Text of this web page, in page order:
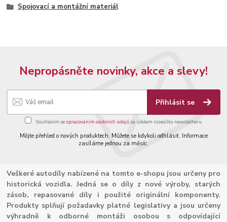
Spojovací a montážní materiál
Nepropásněte novinky, akce a slevy!
Přihlásit se
Souhlasím se zpracováním osobních údajůza účelem rozesílky newsletteru.
Mějte přehled o nových produktech. Můžete se kdykoli odhlásit. Informace
zasíláme jednou za měsíc.
Veškeré autodíly nabízené na tomto e-shopu jsou určeny pro
historická vozidla. Jedná se o díly z nové výroby, starých
zásob, repasované díly i použité originální komponenty.
Produkty splňují požadavky platné legislativy a jsou určeny
výhradně k odborné montáži osobou s odpovídající